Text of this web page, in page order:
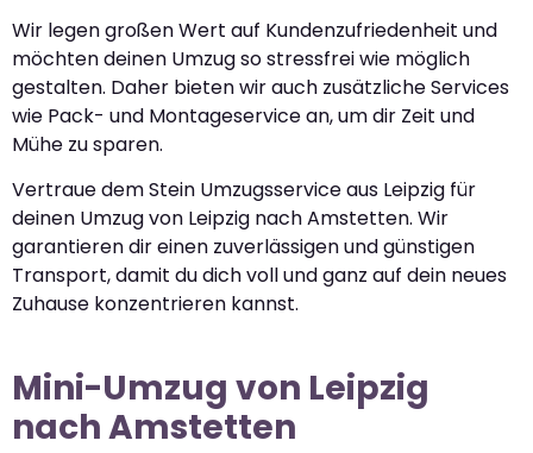
Wir legen großen Wert auf Kundenzufriedenheit und
möchten deinen Umzug so stressfrei wie möglich
gestalten. Daher bieten wir auch zusätzliche Services
wie Pack- und Montageservice an, um dir Zeit und
Mühe zu sparen.
Vertraue dem Stein Umzugsservice aus Leipzig für
deinen Umzug von Leipzig nach Amstetten. Wir
garantieren dir einen zuverlässigen und günstigen
Transport, damit du dich voll und ganz auf dein neues
Zuhause konzentrieren kannst.
Mini-Umzug von Leipzig
nach Amstetten